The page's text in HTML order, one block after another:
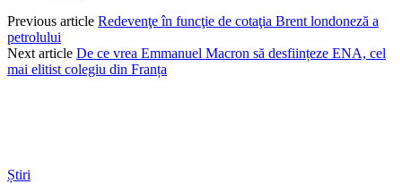
Previous article Redevenţe în funcţie de cotaţia Brent londoneză a
petrolului
Next article De ce vrea Emmanuel Macron să desființeze ENA, cel
mai elitist colegiu din Franța
Știri